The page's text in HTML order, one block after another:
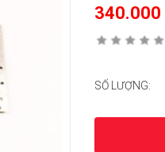
340.000
SỐ LƯỢNG: